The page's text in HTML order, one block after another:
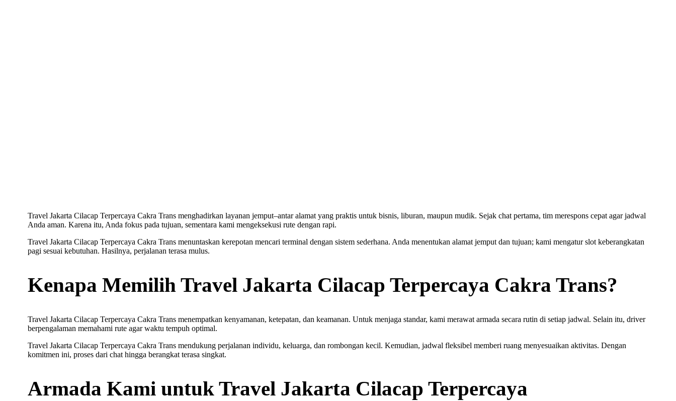
Travel Jakarta Cilacap Terpercaya Cakra Trans menghadirkan layanan jemput–antar alamat yang praktis untuk bisnis, liburan, maupun mudik. Sejak chat pertama, tim merespons cepat agar jadwal
Anda aman. Karena itu, Anda fokus pada tujuan, sementara kami mengeksekusi rute dengan rapi.
Travel Jakarta Cilacap Terpercaya Cakra Trans menuntaskan kerepotan mencari terminal dengan sistem sederhana. Anda menentukan alamat jemput dan tujuan; kami mengatur slot keberangkatan
pagi sesuai kebutuhan. Hasilnya, perjalanan terasa mulus.
Kenapa Memilih Travel Jakarta Cilacap Terpercaya Cakra Trans?
Travel Jakarta Cilacap Terpercaya Cakra Trans menempatkan kenyamanan, ketepatan, dan keamanan. Untuk menjaga standar, kami merawat armada secara rutin di setiap jadwal. Selain itu, driver
berpengalaman memahami rute agar waktu tempuh optimal.
Travel Jakarta Cilacap Terpercaya Cakra Trans mendukung perjalanan individu, keluarga, dan rombongan kecil. Kemudian, jadwal fleksibel memberi ruang menyesuaikan aktivitas. Dengan
komitmen ini, proses dari chat hingga berangkat terasa singkat.
Armada Kami untuk Travel Jakarta Cilacap Terpercaya